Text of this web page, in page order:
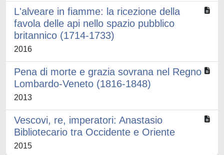
L'alveare in fiamme: la ricezione della
favola delle api nello spazio pubblico
britannico (1714-1733)
2016
Pena di morte e grazia sovrana nel Regno
Lombardo-Veneto (1816-1848)
2013
Vescovi, re, imperatori: Anastasio
Bibliotecario tra Occidente e Oriente
2015